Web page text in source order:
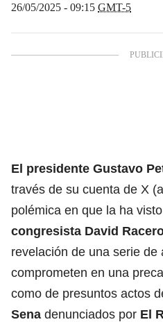
26/05/2025 - 09:15 GMT-5
El presidente Gustavo
través de su cuenta de X
polémica en que la ha
congresista David
revelación de una serie de
comprometen en una
como de presuntos actos
Sena denunciados por El